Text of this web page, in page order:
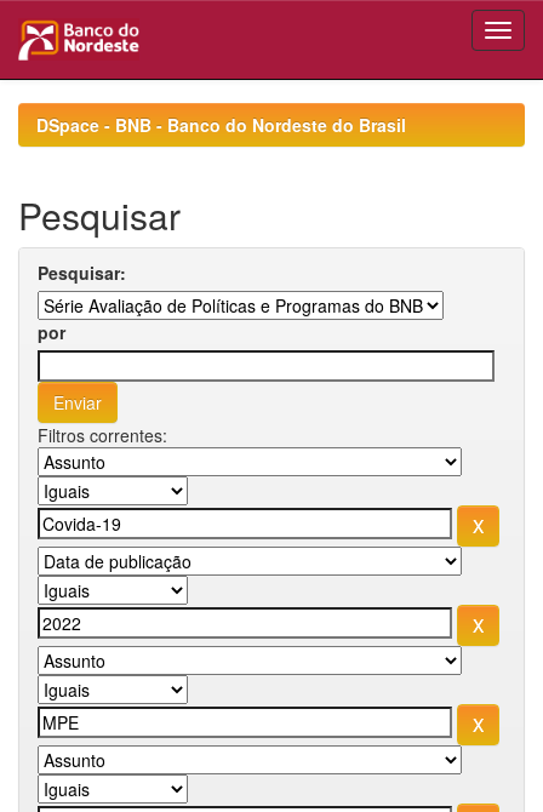
navigationDSpace - BNB - Banco do Nordeste do Brasil
Pesquisar
Pesquisar:
por
Filtros correntes: